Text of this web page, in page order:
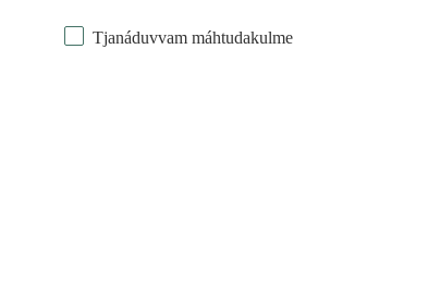
Tjanáduvvam máhtudakulme